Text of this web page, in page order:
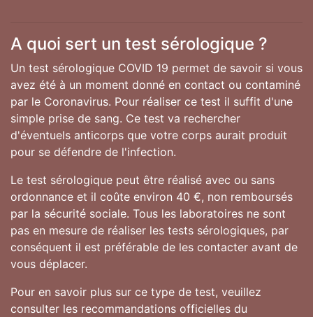
A quoi sert un test sérologique ?
Un test sérologique COVID 19 permet de savoir si vous
avez été à un moment donné en contact ou contaminé
par le Coronavirus. Pour réaliser ce test il suffit d'une
simple prise de sang. Ce test va rechercher
d'éventuels anticorps que votre corps aurait produit
pour se défendre de l'infection.
Le test sérologique peut être réalisé avec ou sans
ordonnance et il coûte environ 40 €, non remboursés
par la sécurité sociale. Tous les laboratoires ne sont
pas en mesure de réaliser les tests sérologiques, par
conséquent il est préférable de les contacter avant de
vous déplacer.
Pour en savoir plus sur ce type de test, veuillez
consulter les recommandations officielles du